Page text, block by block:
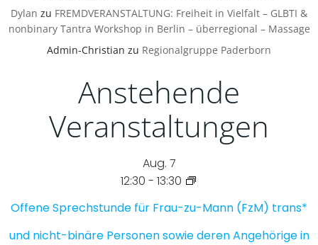
Dylan zu FREMDVERANSTALTUNG: Freiheit in Vielfalt – GLBTI &
nonbinary Tantra Workshop in Berlin – überregional – Massage
Admin-Christian zu Regionalgruppe Paderborn
Anstehende
Veranstaltungen
Aug. 7
12:30 - 13:30
Offene Sprechstunde für Frau-zu-Mann (FzM) trans*
und nicht-binäre Personen sowie deren Angehörige in